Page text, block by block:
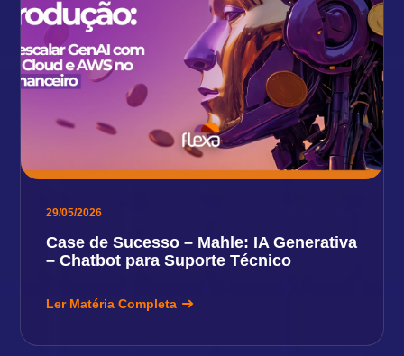
29/05/2026
Case de Sucesso – Mahle: IA Generativa
– Chatbot para Suporte Técnico
Ler Matéria Completa